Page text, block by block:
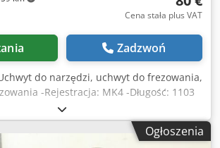
Cena stała plus VAT
Zadzwoń
do narzędzi, uchwyt do frezowania,
-Rejestracja: MK4 -Długość: 1103
do: 440 mm -Pomiary patrz:
-Waga: 12,9 kg Dwsdpfx Aped Rz D
Ogłoszenia